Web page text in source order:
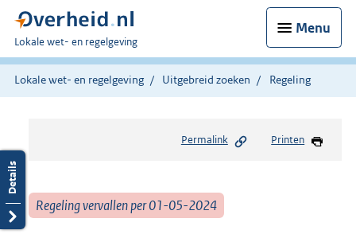
Menu
U
bent
hier:
Lokale wet- en regelgeving
Lokale wet- en regelgeving Uitgebreid zoeken Regeling
Permalink Printen
Regeling vervallen per 01-05-2024